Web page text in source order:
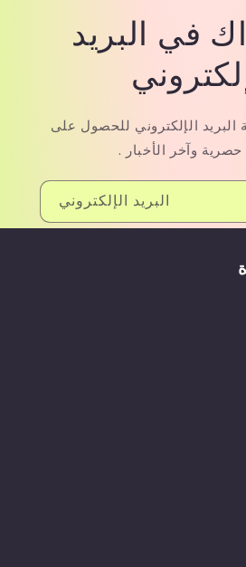
في البريد
البريد الإلكتروني للحصول على
وآخر الأخبار .
البريد الإلكتروني